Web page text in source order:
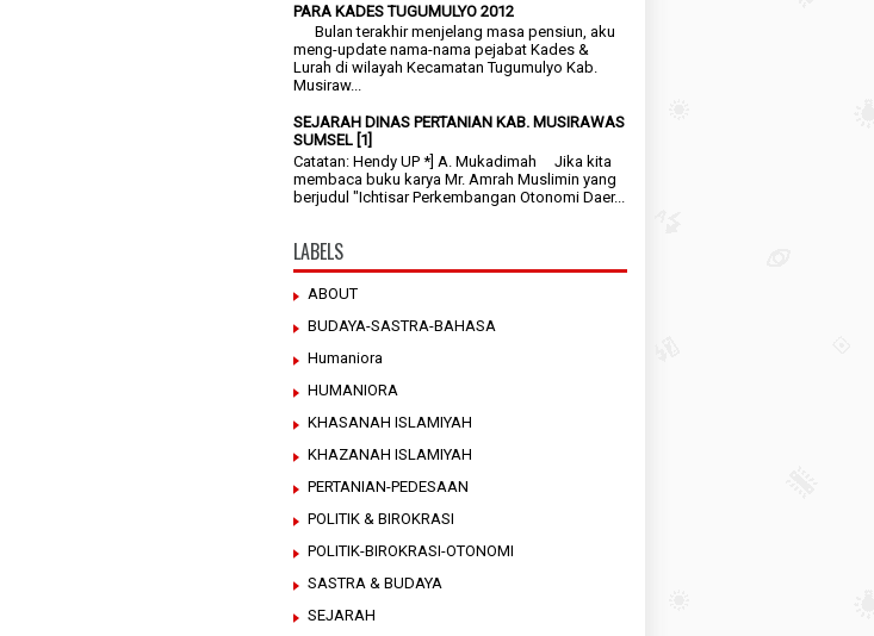
PARA KADES TUGUMULYO 2012
Bulan terakhir menjelang masa pensiun, aku
meng-update nama-nama pejabat Kades &
Lurah di wilayah Kecamatan Tugumulyo Kab.
Musiraw...
SEJARAH DINAS PERTANIAN KAB. MUSIRAWAS
SUMSEL [1]
Catatan: Hendy UP *] A. Mukadimah Jika kita
membaca buku karya Mr. Amrah Muslimin yang
berjudul "Ichtisar Perkembangan Otonomi Daer...
LABELS
ABOUT
BUDAYA-SASTRA-BAHASA
Humaniora
HUMANIORA
KHASANAH ISLAMIYAH
KHAZANAH ISLAMIYAH
PERTANIAN-PEDESAAN
POLITIK & BIROKRASI
POLITIK-BIROKRASI-OTONOMI
SASTRA & BUDAYA
SEJARAH